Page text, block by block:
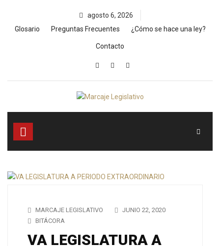
content
agosto 6, 2026
Glosario
Preguntas Frecuentes ¿Cómo se hace una ley?
Contacto
MARCAJE LEGISLATIVO
JUNIO 22, 2020
BITÁCORA
VA LEGISLATURA A